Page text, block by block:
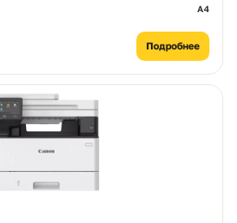
A4
Подробнее